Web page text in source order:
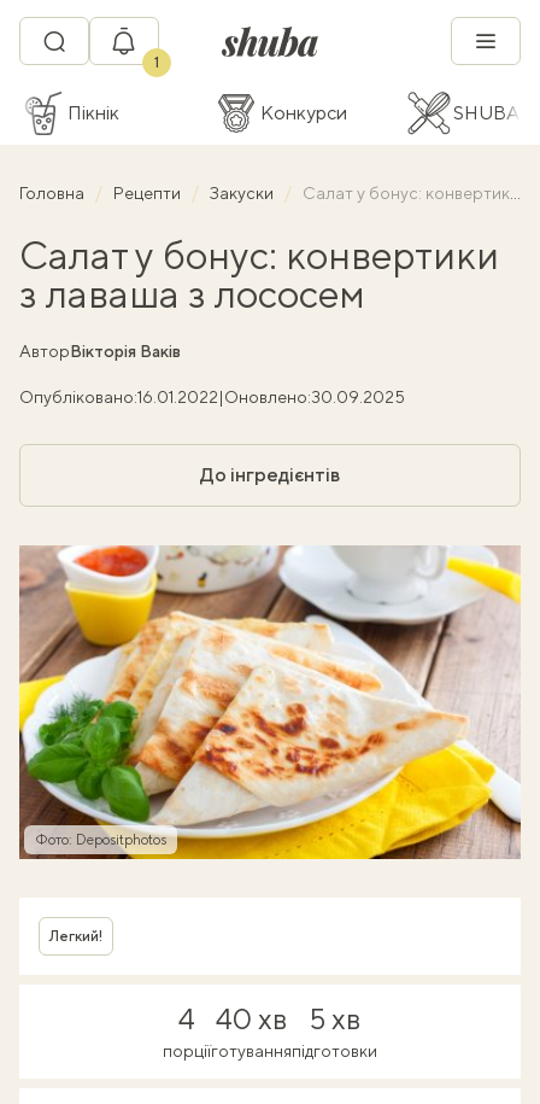
1
Пікнік Конкурси SHUBA
Головна Рецепти Закуски Салат у бонус: конвертики з лаваша з лососем
Салат у бонус: конвертики
з лаваша з лососем
АвторВікторія Ваків
Опубліковано:16.01.2022|Оновлено:30.09.2025
До інгредієнтів
Фото: Depositphotos
Легкий!
4
порції
40 хв
готування
5 хв
підготовки